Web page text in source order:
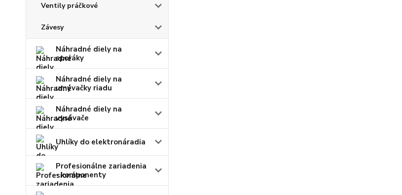
Ventily práčkové
Závesy
Náhradné diely na
sporáky
Náhradné diely na
umývačky riadu
Náhradné diely na
vysávače
Uhlíky do elektronáradia
Profesionálne zariadenia
- komponenty